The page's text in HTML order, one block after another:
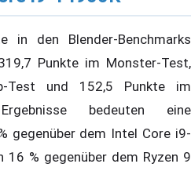
den Blender-Benchmarks
Punkte im Monster-Test,
Test und 152,5 Punkte im
bedeuten eine
gegenüber dem Intel Core i9-
% gegenüber dem Ryzen 9